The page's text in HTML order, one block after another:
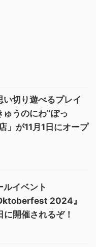
切り遊べるプレイ
うのにわ‟ぽっ
」が11月1日にオープ
ルイベント
2024』
開催されるぞ！